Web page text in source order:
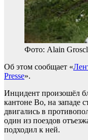
Фото: Alain
Об этом сообщает «
Presse».
Инцидент произошёл
кантоне Во, на западе
двигались в
один из поездов
подходил к ней.